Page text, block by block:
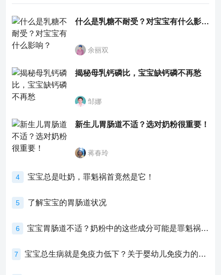
什么是乳糖不耐受？对宝宝有什么影响？
余丽双
揭秘母乳钙磷比，宝宝缺钙磷不再愁
邹娜
新生儿胃肠道不适？选对奶粉很重要！
蒋春玲
4 宝宝总是吐奶，罪魁祸首竟然是它！
5 了解宝宝的胃肠道状况
6 宝宝胃肠道不适？奶粉中的这些成分可能是罪魁祸首！
7 宝宝总生病就是免疫力低下？关于婴幼儿免疫力的真相，家长必须了解！